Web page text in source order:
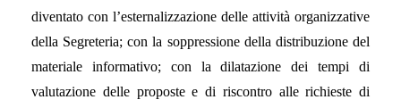
diventato con l’esternalizzazione delle attività organizzative
della Segreteria; con la soppressione della distribuzione del
materiale informativo; con la dilatazione dei tempi di
valutazione delle proposte e di riscontro alle richieste di